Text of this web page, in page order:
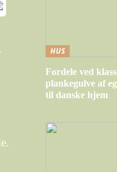
HUS
Fordele ved
plankegulve af
til danske hjem